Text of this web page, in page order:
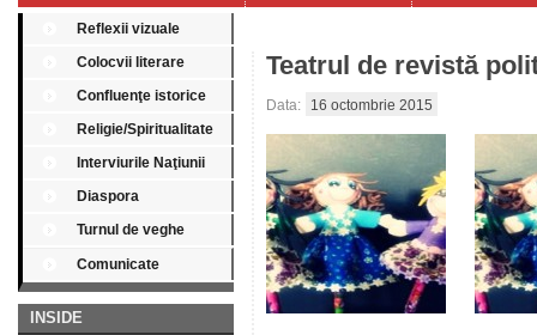
Reflexii vizuale
Colocvii literare
Confluenţe istorice
Religie/Spiritualitate
Interviurile Naţiunii
Diaspora
Turnul de veghe
Comunicate
INSIDE
Teatrul de revistă
Data: 16 octombrie 2015